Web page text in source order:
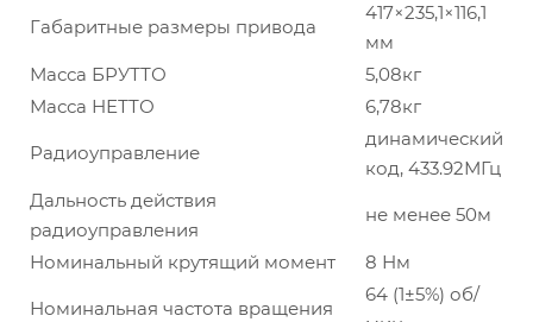
Габаритные размеры привода
417×235,1×116,1
мм
Масса БРУТТО
5,08кг
Масса НЕТТО
6,78кг
Радиоуправление
динамический
код, 433.92МГц
Дальность действия
радиоуправления
не менее 50м
Номинальный крутящий момент 8 Нм
Номинальная частота вращения
64 (1±5%) об/